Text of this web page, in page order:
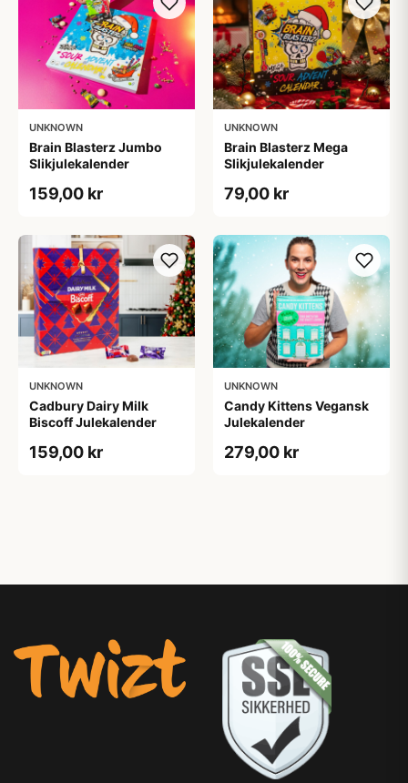
UNKNOWN
Brain Blasterz Jumbo
Slikjulekalender
159,00 kr
UNKNOWN
Brain Blasterz Mega
Slikjulekalender
79,00 kr
UNKNOWN
Cadbury Dairy Milk
Biscoff Julekalender
159,00 kr
UNKNOWN
Candy Kittens Vegansk
Julekalender
279,00 kr